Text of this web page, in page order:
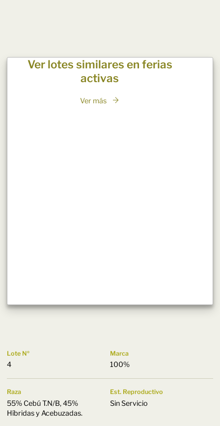
Ver lotes similares en ferias
activas
Ver más
Lote Nº
4
Marca
100%
Raza
55% Cebú T.N/B, 45%
Híbridas y Acebuzadas.
Est. Reproductivo
Sin Servicio